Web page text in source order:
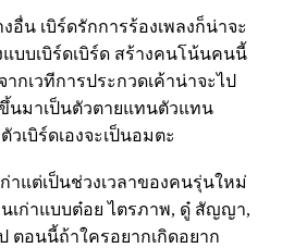
อื่น เบิร์ดรักการร้องเพลงก็น่าจะ
บบเบิร์ดเบิร์ด สร้างคนโน้นคนนี้
กเวทีการประกวดเค้าน่าจะไป
นมาเป็นตัวตายแทนตัวแทน
เบิร์ดเองจะเป็นอมตะ
าแต่เป็นช่วงเวลาของคนรุ่นใหม่
เก่าแบบต๋อย ไตรภาพ, ดู๋ สัญญา,
อนนี้ถ้าใครอยากเกิดอยาก